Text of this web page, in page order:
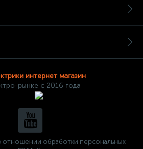
интернет магазин
рынке с 2016 года
отношении обработки персональных